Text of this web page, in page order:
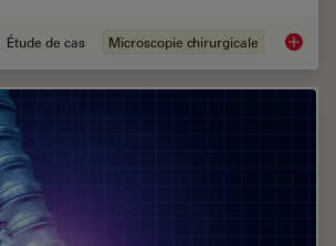
Étude de cas Microscopie chirurgicale